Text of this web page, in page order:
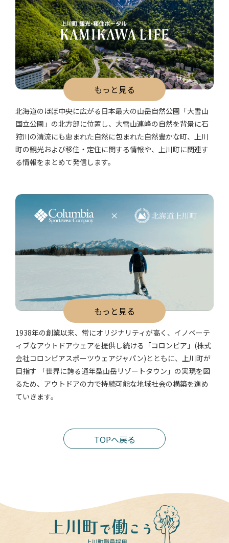
もっと見る
北海道のほぼ中央に広がる日本最大の山岳自然公園「大雪山
国立公園」の北方部に位置し、大雪山連峰の自然を背景に石
狩川の清流にも恵まれた自然に包まれた自然豊かな町、上川
町の観光および移住・定住に関する情報や、上川町に関連す
る情報をまとめて発信します。
もっと見る
1938年の創業以来、常にオリジナリティが高く、イノベーテ
ィブなアウトドアウェアを提供し続ける「コロンビア」(株式
会社コロンビアスポーツウェアジャパン)とともに、上川町が
目指す 「世界に誇る通年型山岳リゾートタウン」の実現を図
るため、アウトドアの力で持続可能な地域社会の構築を進め
ていきます。
TOPへ戻る